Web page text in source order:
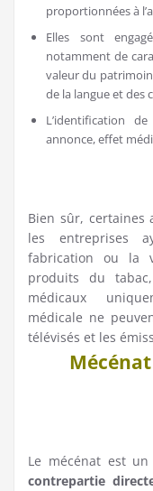
proportionnées à
Elles sont
notamment de
valeur du
de la langue et des
L’identification
annonce, effet
Bien sûr, certaines
les entreprises
fabrication ou la
produits du
médicaux
médicale ne
télévisés et les
Le mécénat est
contrepartie